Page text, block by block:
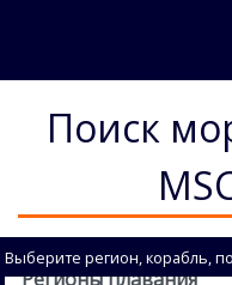
Поиск
Выберите регион, корабль,